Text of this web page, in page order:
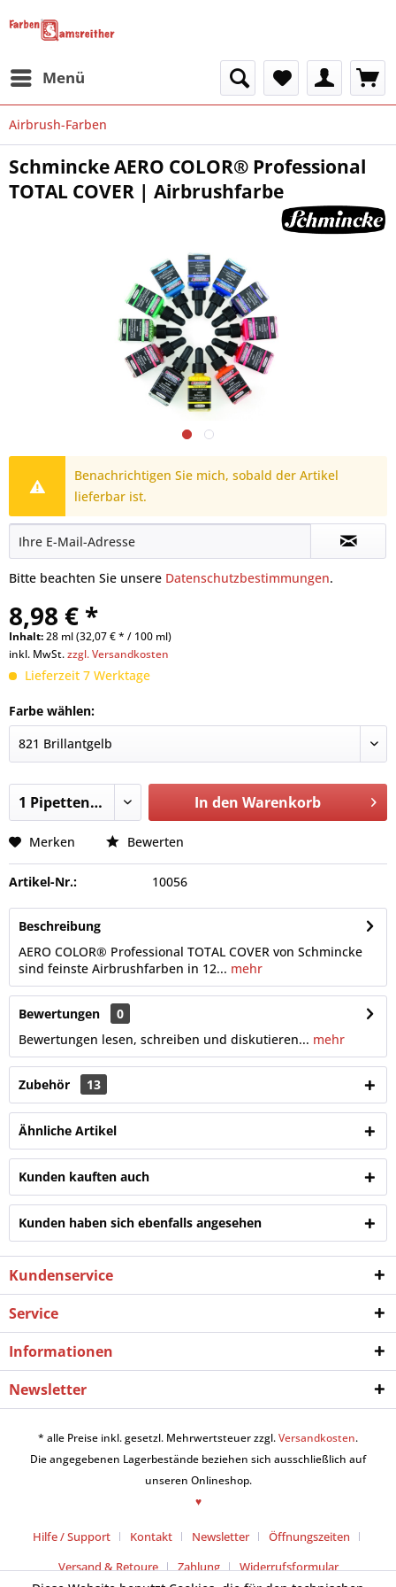
Menü
Airbrush-Farben
Schmincke AERO COLOR® Professional
TOTAL COVER | Airbrushfarbe
Benachrichtigen Sie mich, sobald der Artikel
lieferbar ist.
Bitte beachten Sie unsere Datenschutzbestimmungen.
8,98 € *
Inhalt:28 ml (32,07 € * / 100 ml)
inkl. MwSt.zzgl. Versandkosten
Lieferzeit 7 Werktage
Farbe wählen:
In den Warenkorb
Merken Bewerten
Artikel-Nr.: 10056
Beschreibung
AERO COLOR® Professional TOTAL COVER von Schmincke
sind feinste Airbrushfarben in 12... mehr
Bewertungen
0
Bewertungen lesen, schreiben und diskutieren... mehr
Zubehör 13
Ähnliche Artikel
Kunden kauften auch
Kunden haben sich ebenfalls angesehen
Kundenservice
Service
Informationen
Newsletter
* alle Preise inkl. gesetzl. Mehrwertsteuer zzgl.Versandkosten.
Die angegebenen Lagerbestände beziehen sich ausschließlich auf
unseren Onlineshop.
♥
Hilfe / Support Kontakt Newsletter
Öffnungszeiten
Versand & Retoure
Zahlung Widerrufsformular